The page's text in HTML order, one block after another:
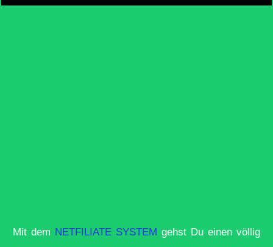
Mit dem NETFILIATE SYSTEM gehst Du einen völlig